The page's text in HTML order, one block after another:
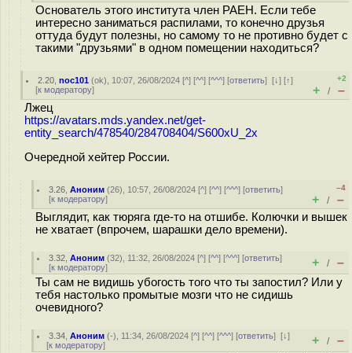
Основатель этого института член РАЕН. Если тебе
интересно заниматься распилами, то конечно друзья
оттуда будут полезны, но самому то не противно будет с
такими "друзьями" в одном помещении находиться?
2.20 ,noc101 (ok), 10:07, 26/08/2024 [^] [^^] [^^^] [ответить][↓] [↑]
[к модератору]
+2
+ / –
Лжец
https://avatars.mds.yandex.net/get-
entity_search/478540/284708404/S600xU_2x
Очередной хейтер России.
3.26 ,Аноним (26), 10:57, 26/08/2024 [^] [^^] [^^^] [ответить]
[к модератору]
–4
+ / –
Выглядит, как тюряга где-то на отшибе. Колючки и вышек
не хватает (впрочем, шарашки дело времени).
3.32 ,Аноним (32), 11:32, 26/08/2024 [^] [^^] [^^^] [ответить]
[к модератору] + / –
Ты сам не видишь убогость того что ты запостил? Или у
тебя настолько промытые мозги что не сидишь
очевидного?
3.34 ,Аноним (-), 11:34, 26/08/2024 [^] [^^] [^^^] [ответить][↓]
[к модератору] + / –